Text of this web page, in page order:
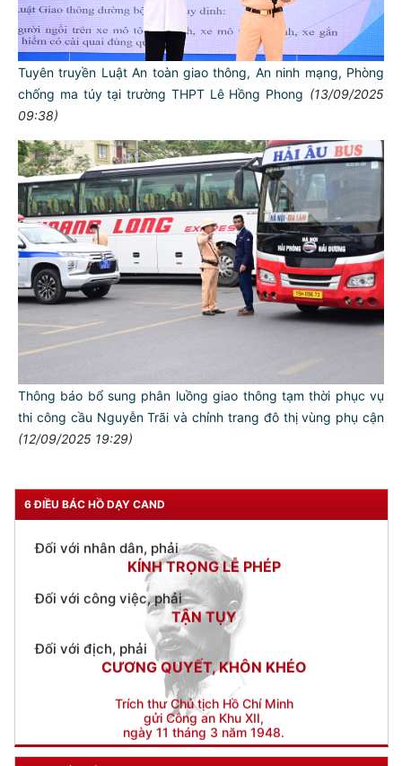
Tuyên truyền Luật An toàn giao thông, An ninh mạng, Phòng
chống ma túy tại trường THPT Lê Hồng Phong (13/09/2025
09:38)
Thông báo bổ sung phân luồng giao thông tạm thời phục vụ
thi công cầu Nguyễn Trãi và chỉnh trang đô thị vùng phụ cận
(12/09/2025 19:29)
6 ĐIỀU BÁC HỒ DẠY CAND
TƯ CÁCH
NGƯỜI CÔNG AN CÁCH MỆNH LÀ:
Đối với tự mình, phải
Đối với đồng sự, phải
THÂN ÁI GIÚP ĐỠ
Đối với chính phủ, phải
Đối với nhân dân, phải
KÍNH TRỌNG LỄ PHÉP
Đối với công việc, phải
TẬN TỤY
Đối với địch, phải
CƯƠNG QUYẾT, KHÔN KHÉO
Trích thư Chủ tịch Hồ Chí Minh
gửi Công an Khu XII,
ngày 11 tháng 3 năm 1948.